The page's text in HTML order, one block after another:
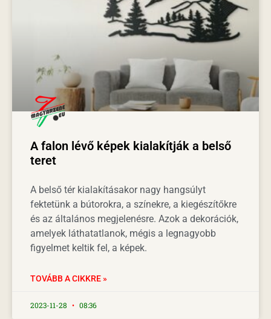
A falon lévő képek kialakítják a belső
teret
A belső tér kialakításakor nagy hangsúlyt
fektetünk a bútorokra, a színekre, a kiegészítőkre
és az általános megjelenésre. Azok a dekorációk,
amelyek láthatatlanok, mégis a legnagyobb
figyelmet keltik fel, a képek.
TOVÁBB A CIKKRE »
2023-11-28 08:36